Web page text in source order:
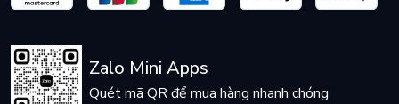
Zalo Mini Apps
Quét mã QR để mua hàng nhanh chóng